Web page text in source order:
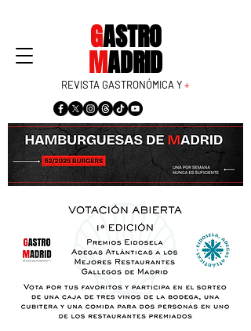
GASTRO
MADRID
REVISTA GASTRONÓMICA Y+